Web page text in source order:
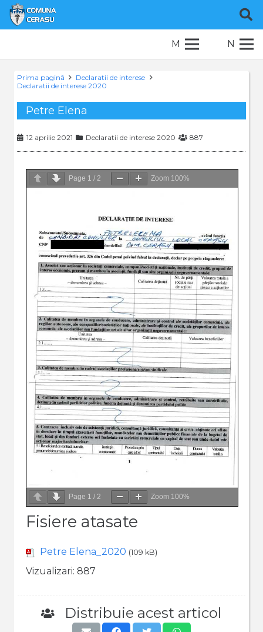
M N
Prima pagină
Declaratii de interese
Declaratii de interese 2020
Petre Elena
12 aprilie 2021 Declaratii de interese 2020 887
Page 1 / 2 Zoom 100%
Page 1 / 2 Zoom 100%
Fisiere atasate
Petre Elena_2020 (109 kB)
Vizualizari: 887
Distribuie acest articol